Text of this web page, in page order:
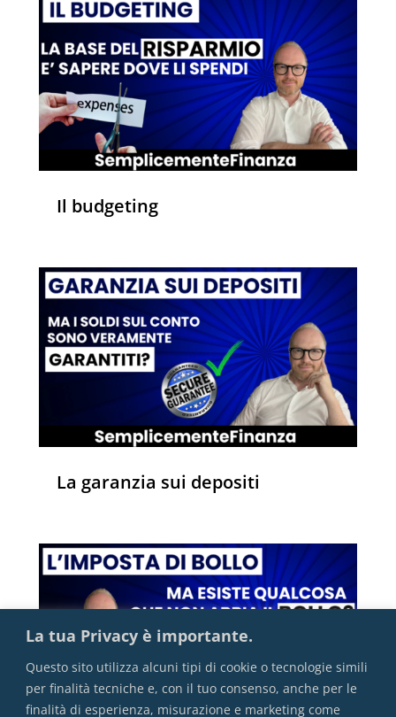
La tua Privacy è importante.
Questo sito utilizza alcuni tipi di cookie o tecnologie simili
per finalità tecniche e, con il tuo consenso, anche per le
finalità di esperienza, misurazione e marketing come
Il budgeting
La garanzia sui depositi